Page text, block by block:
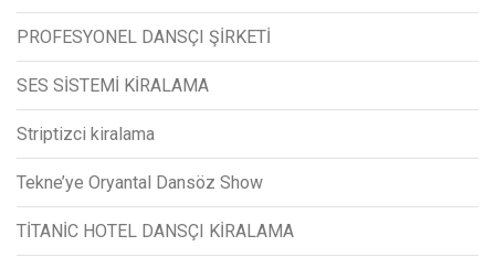
PROFESYONEL DANSÇI ŞİRKETİ
SES SİSTEMİ KİRALAMA
Striptizci kiralama
Tekne’ye Oryantal Dansöz Show
TİTANİC HOTEL DANSÇI KİRALAMA